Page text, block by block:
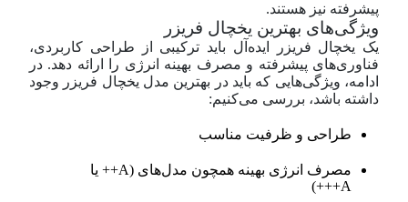
پیشرفته نیز هستند.
ویژگی‌های بهترین یخچال فریزر
یک یخچال فریزر ایده‌آل باید ترکیبی از طراحی کاربردی،
فناوری‌های پیشرفته و مصرف بهینه انرژی را ارائه دهد. در
ادامه، ویژگی‌هایی که باید در بهترین مدل یخچال فریزر وجود
داشته باشد، بررسی می‌کنیم:
طراحی و ظرفیت مناسب
مصرف انرژی بهینه همچون مدل‌های (A++ یا
A+++)